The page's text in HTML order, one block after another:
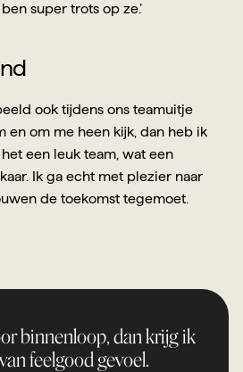
super trots op ze.’
ook tijdens ons teamuitje
en om me heen kijk, dan heb ik
een leuk team, wat een
Ik ga echt met plezier naar
de toekomst tegemoet.
binnenloop, dan krijg ik
feelgood gevoel.